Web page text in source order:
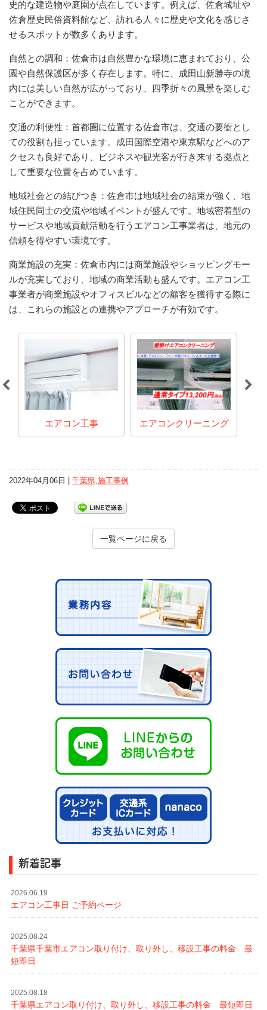
史的な建造物や庭園が点在しています。例えば、佐倉城址や
佐倉歴史民俗資料館など、訪れる人々に歴史や文化を感じさ
せるスポットが数多くあります。
自然との調和：佐倉市は自然豊かな環境に恵まれており、公
園や自然保護区が多く存在します。特に、成田山新勝寺の境
内には美しい自然が広がっており、四季折々の風景を楽しむ
ことができます。
交通の利便性：首都圏に位置する佐倉市は、交通の要衝とし
ての役割も担っています。成田国際空港や東京駅などへのア
クセスも良好であり、ビジネスや観光客が行き来する拠点と
して重要な位置を占めています。
地域社会との結びつき：佐倉市は地域社会の結束が強く、地
域住民同士の交流や地域イベントが盛んです。地域密着型の
サービスや地域貢献活動を行うエアコン工事業者は、地元の
信頼を得やすい環境です。
商業施設の充実：佐倉市内には商業施設やショッピングモー
ルが充実しており、地域の商業活動も盛んです。エアコン工
事業者が商業施設やオフィスビルなどの顧客を獲得する際に
は、これらの施設との連携やアプローチが有効です。
エアコン工事 エアコンクリーニング
2022年04月06日 | 千葉県 施工事例
一覧ページに戻る
新着記事
2026.06.19
エアコン工事日 ご予約ページ
2025.08.24
千葉県千葉市エアコン取り付け、取り外し、移設工事の料金 最
短即日
2025.08.18
千葉県エアコン取り付け、取り外し、移設工事の料金 最短即日